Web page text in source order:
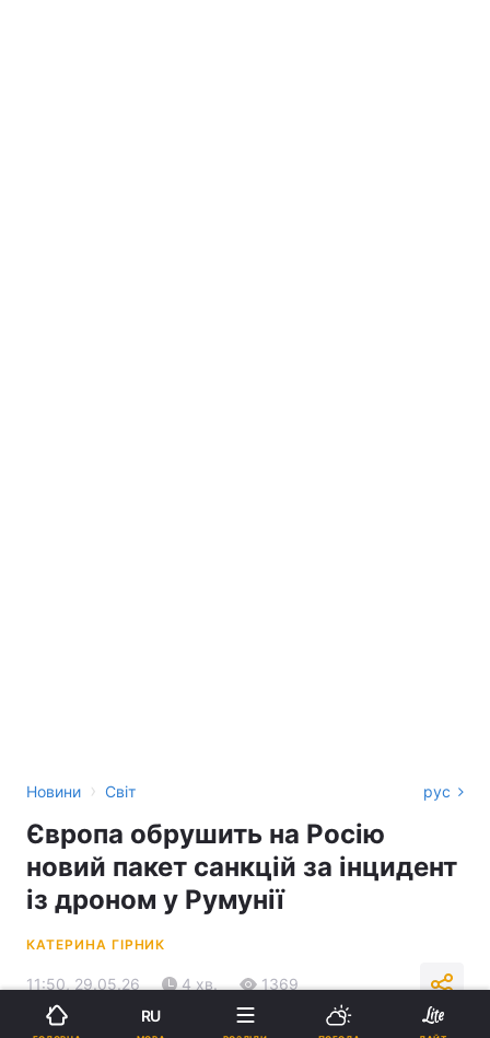
Новини › Світ рус
Європа обрушить на Росію
новий пакет санкцій за інцидент
із дроном у Румунії
КАТЕРИНА ГІРНИК
11:50, 29.05.26 4 хв. 1369
RU